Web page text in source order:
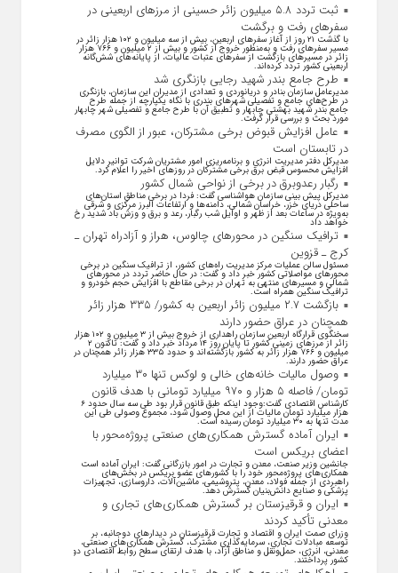
ثبت تردد ۵.۸ میلیون زائر حسینی از مرزهای اربعینی در
سفرهای رفت و برگشت
با گذشت ۲۱ روز از آغاز سفرهای اربعین، بیش از سه میلیون و ۱۰۲ هزار زائر در
مسیر سفرهای رفت و به‌منظور خروج از کشور و بیش از ۲ میلیون و ۷۶۶ هزار
زائر در مسیرهای بازگشت از سفرهای عتبات عالیات، از پایانه‌های شش‌گانه
اربعینی کشور تردد کرده‌اند.
طرح جامع بندر شهید رجایی بازنگری شد
مدیرعامل سازمان بنادر و دریانوردی و تعدادی از مدیران این سازمان، بازنگری
در طرح‌های جامع و تفصیلی شهر‌های بندری با نگاه یکپارچه از جمله طرح
جامع بندر شهید بهشتی چابهار و تطبیق آن با طرح جامع و تفصیلی شهر چابهار
مورد بحث و بررسی قرار گرفت.
عامل افزایش قبوض برخی مشترکان، عبور از الگوی مصرف
در تابستان است
مدیرکل دفتر مدیریت انرژی و برنامه‌ریزی امور مشتریان شرکت توانیر دلایل
افزایش محسوس قبض برق برخی مشترکان در روزهای اخیر را اعلام کرد.
رگبار رعدوبرق در برخی از نواحی شمال کشور
مدیرکل پیش بینی سازمان هواشناسی گفت: فردا در برخی مناطق استان‌های
ساحلی دریای خزر، خراسان شمالی، دامنه‌ها و ارتفاعات البرز مرکزی و شرقی
به‌ویژه در ساعات بعد از ظهر و اوایل شب رگبار، رعد و برق و وزش باد شدید رخ
خواهد داد
ترافیک سنگین در محورهای چالوس، هراز و آزادراه تهران ـ
کرج ـ قزوین
مسئول سالن عملیات مرکز مدیریت راه‌های کشور، از ترافیک سنگین در برخی
محورهای مواصلاتی کشور خبر داد و گفت: در حال حاضر تردد در محورهای
شمالی و مسیرهای منتهی به تهران در برخی مقاطع با افزایش حجم خودرو و
ترافیک سنگین همراه است.
بازگشت ۲.۷ میلیون زائر اربعین به کشور/ ۳۳۵ هزار زائر
همچنان در عراق حضور دارند
سخنگوی قرارگاه اربعین سازمان راهداری از خروج بیش از ۳ میلیون و ۱۰۲ هزار
زائر از مرز‌های زمینی کشور تا پایان روز ۱۴ مرداد خبر داد و گفت: تاکنون ۲
میلیون و ۷۶۶ هزار زائر به کشور بازگشته‌اند و حدود ۳۳۵ هزار زائر همچنان در
عراق حضور دارند.
وصول مالیات خانه‌های خالی و لوکس تنها ۳۰ میلیارد
تومان/ فاصله ۵ هزار و ۹۷۰ میلیارد تومانی با هدف قانون
کارشناس اقتصادی گفت:وجود اینکه طبق قانون قرار بود طی سه سال حدود ۶
هزار میلیارد تومان مالیات از این محل وصول شود، مجموع وصولی طی این
مدت تنها به ۳۰ میلیارد تومان رسیده است.
ایران آماده گسترش همکاری‌های صنعتی پروژه‌محور با
اعضای بریکس است
جانشین وزیر صنعت، معدن و تجارت در امور بازرگانی گفت: ایران آماده است
همکاری‌های پروژه‌محور خود را با کشور‌های عضو بریکس در بخش‌های
راهبردی از جمله فولاد، معدن، پتروشیمی، ماشین‌آلات، داروسازی، تجهیزات
پزشکی و صنایع دانش‌بنیان گسترش دهد.
ایران و قرقیزستان بر گسترش همکاری‌های تجاری و
معدنی تأکید کردند
وزرای صمت ایران و اقتصاد و تجارت قرقیزستان در دیدار‌های دوجانبه، بر
توسعه مبادلات تجاری، سرمایه‌گذاری مشترک، گسترش همکاری‌های صنعتی،
معدنی، انرژی، حمل‌ونقل و مناطق آزاد، با هدف ارتقای سطح روابط اقتصادی دو
کشور پرداختند.